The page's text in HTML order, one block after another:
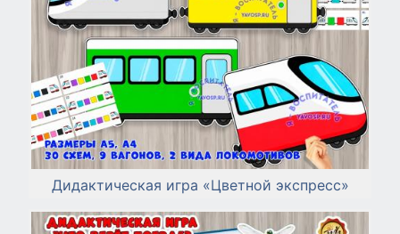
Дидактическая игра «Цветной экспресс»